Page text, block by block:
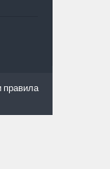
правила